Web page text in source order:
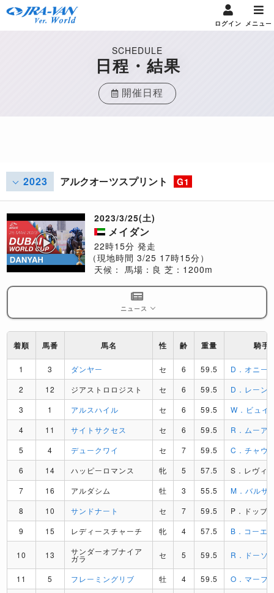
ログイン メニュー
SCHEDULE
日程・結果
開催日程
2023 アルクオーツスプリント G1
2023/3/25(土)
メイダン
22時15分 発走
（現地時間 3/25 17時15分）
天候： 馬場：良 芝：1200m
ニュース
着順 馬番 馬名 性 齢 重量 騎手
1 3 ダンヤー セ 6 59.5
D．オニー
2
12 ジアストロロジスト セ 6 59.5
D．レーン
3
1 アルスハイル セ 6 59.5
W．ビュイ
4
11 サイトサクセス セ 6 59.5
R．ムーア
5
4 デュークワイ セ 7 59.5
C．チャウ
6
14 ハッピーロマンス 牝 5 57.5
S．レヴィ
7
16 アルダシム 牡 3 55.5
M．バルザ
8
10 サンドナート セ 7 59.5
P．ドッブ
9
15 レディースチャーチ 牝 4 57.5 B．コーエ
10 13 サンダーオブナイア
ガラ セ 5 59.5 R．ドーソ
11 5 フレーミングリブ 牡 4 59.5
O．マーフ